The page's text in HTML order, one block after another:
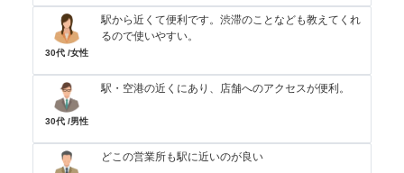
30代 /女性
駅から近くて便利です。渋滞のことなども教えてくれ
るので使いやすい。
30代 /男性
駅・空港の近くにあり、店舗へのアクセスが便利。
どこの営業所も駅に近いのが良い